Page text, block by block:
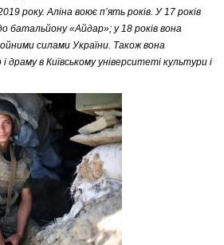
року. Аліна воює п’ять років. У 17 років
батальйону «Айдар»; у 18 років вона
силами України. Також вона
драму в Київському університеті культури і